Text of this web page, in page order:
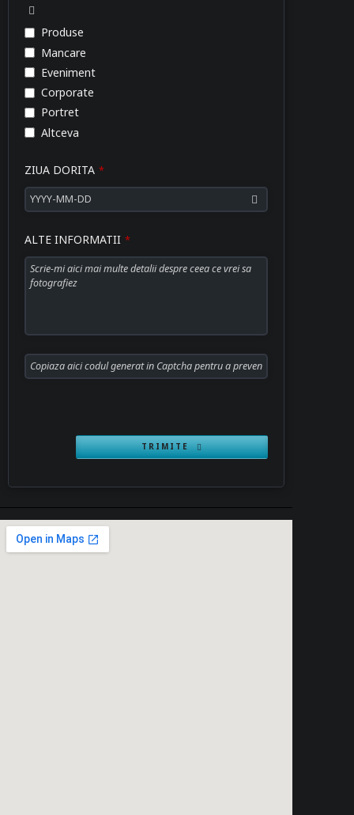
Produse
Mancare
Eveniment
Corporate
Portret
Altceva
ZIUA DORITA *
ALTE INFORMATII *
Website
URL *
TRIMITE